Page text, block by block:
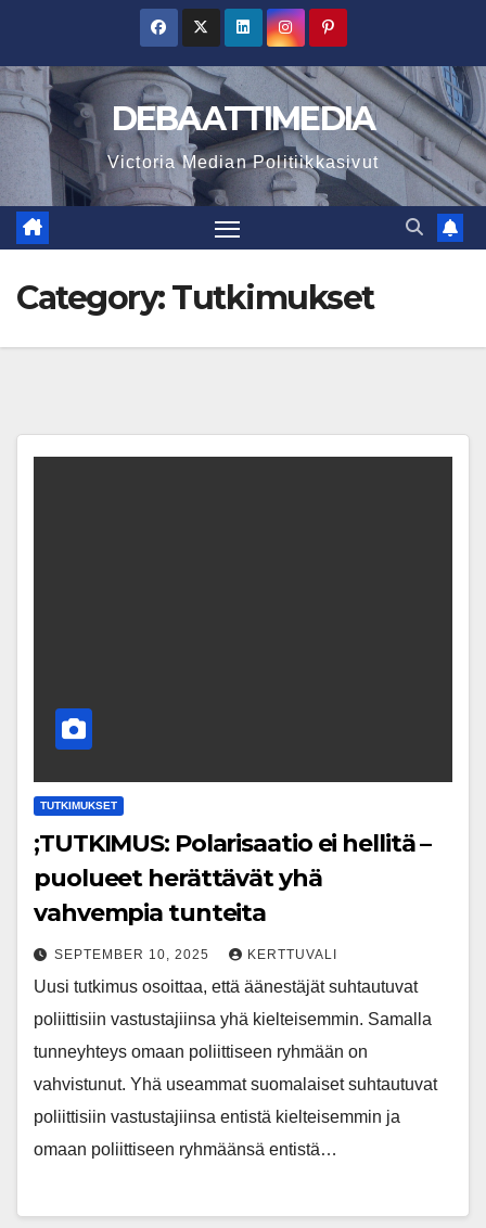
content
DEBAATTIMEDIA
Victoria Median Politiikkasivut
Category:Tutkimukset
TUTKIMUKSET
;TUTKIMUS: Polarisaatio ei hellitä –
puolueet herättävät yhä
vahvempia tunteita
SEPTEMBER 10, 2025 KERTTUVALI
Uusi tutkimus osoittaa, että äänestäjät suhtautuvat
poliittisiin vastustajiinsa yhä kielteisemmin. Samalla
tunneyhteys omaan poliittiseen ryhmään on
vahvistunut. Yhä useammat suomalaiset suhtautuvat
poliittisiin vastustajiinsa entistä kielteisemmin ja
omaan poliittiseen ryhmäänsä entistä…